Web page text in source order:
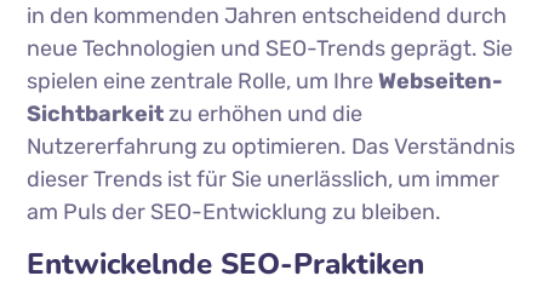
in den kommenden Jahren entscheidend durch
neue Technologien und SEO-Trends geprägt. Sie
spielen eine zentrale Rolle, um IhreWebseiten-
Sichtbarkeitzu erhöhen und die
Nutzererfahrung zu optimieren. Das Verständnis
dieser Trends ist für Sie unerlässlich, um immer
am Puls der SEO-Entwicklung zu bleiben.
Entwickelnde SEO-Praktiken